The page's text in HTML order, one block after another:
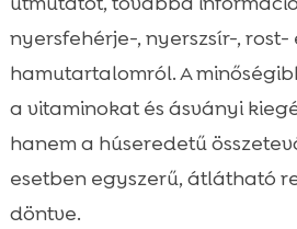
nyersfehérje-, nyerszsír-, rost-
hamutartalomról. A
a vitaminokat és ásványi
hanem a húseredetű
esetben egyszerű, átlátható
döntve.